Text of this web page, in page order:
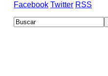
Facebook Twitter RSS